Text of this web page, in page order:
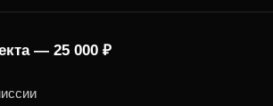
— 25 000 ₽